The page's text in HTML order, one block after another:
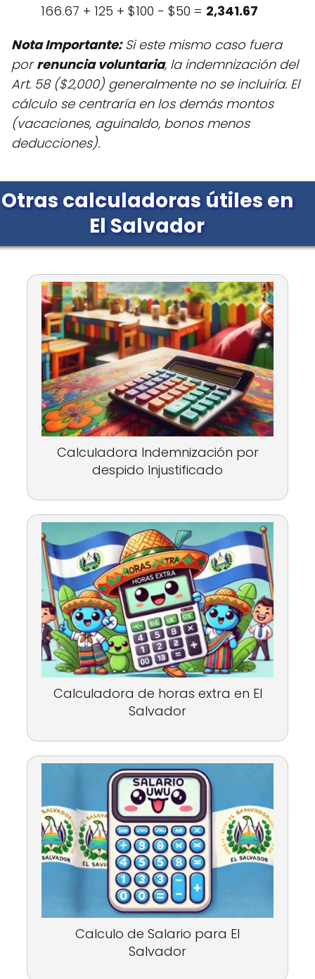
166.67 + 125 + $100 - $50 = 2,341.67
Nota Importante:Si este mismo caso fuera
porrenuncia voluntaria, la indemnización del
Art. 58 ($2,000) generalmente no se incluiría. El
cálculo se centraría en los demás montos
(vacaciones, aguinaldo, bonos menos
deducciones).
Otras calculadoras útiles en
El Salvador
Calculadora Indemnización por
despido Injustificado
Calculadora de horas extra en El
Salvador
Calculo de Salario para El
Salvador